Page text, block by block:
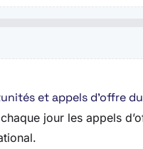
et appels d’offre du
jour les appels